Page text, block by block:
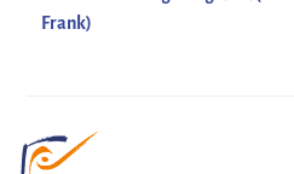
Frank)